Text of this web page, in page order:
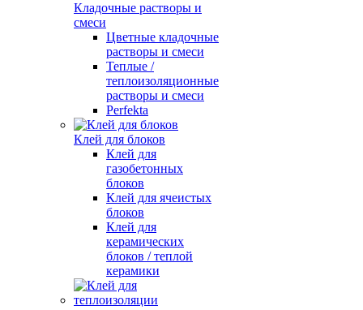
Кладочные растворы и
смеси
Цветные кладочные
растворы и смеси
Теплые /
теплоизоляционные
растворы и смеси
Perfekta
Клей для блоков
Клей для
газобетонных
блоков
Клей для ячеистых
блоков
Клей для
керамических
блоков / теплой
керамики